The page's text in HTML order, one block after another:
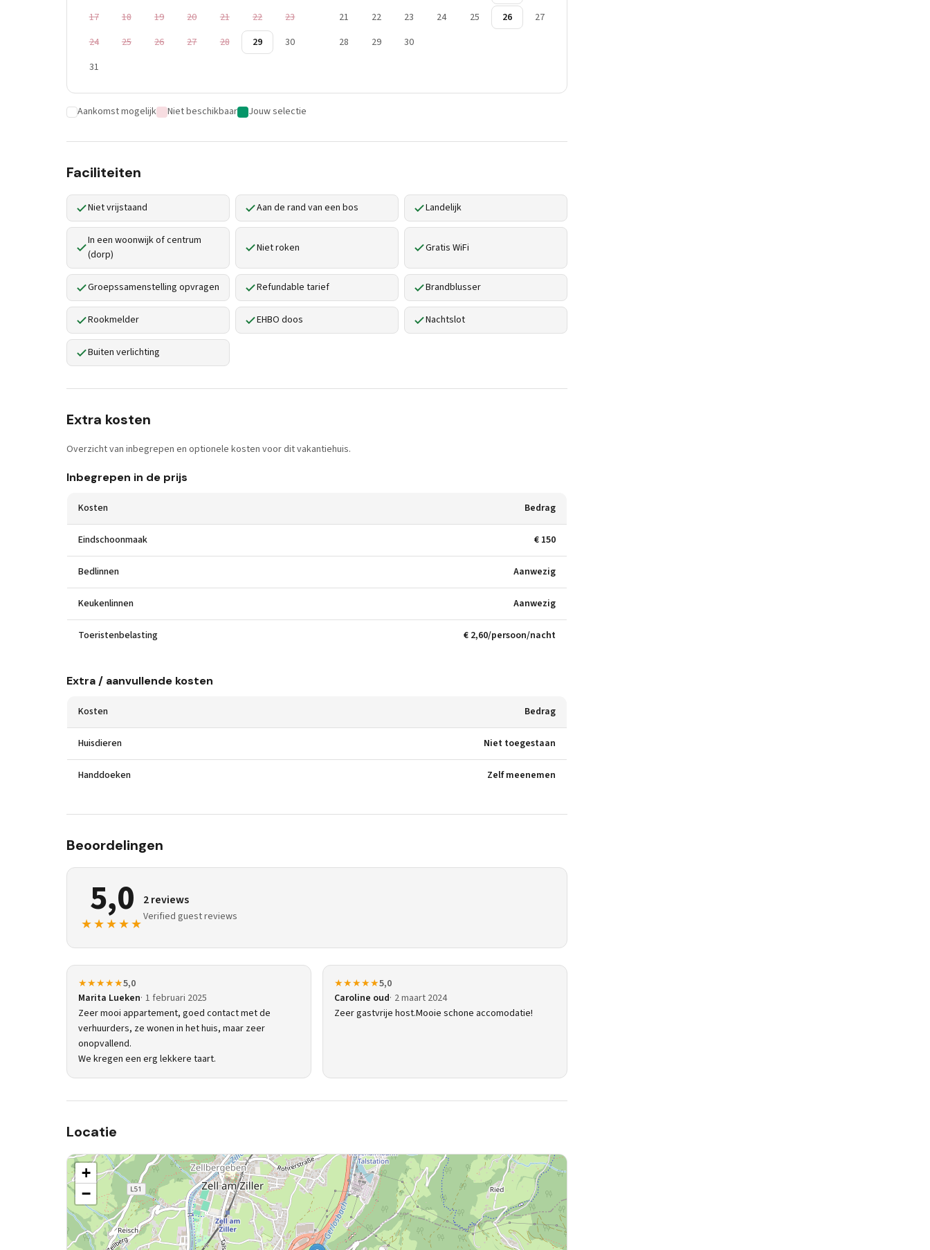
17
18 19 20 21 22
23
24
25 26 27 28 29
30
31
21
22 23 24 25 26
27
28
29 30
Aankomst mogelijk Niet beschikbaar Jouw selectie
Faciliteiten
Niet vrijstaand Aan de rand van een bos Landelijk
In een woonwijk of centrum
(dorp)
Niet roken Gratis WiFi
Groepssamenstelling opvragen Refundable tarief Brandblusser
Rookmelder EHBO doos Nachtslot
Buiten verlichting
Extra kosten
Overzicht van inbegrepen en optionele kosten voor dit vakantiehuis.
Inbegrepen in de prijs
Kosten Bedrag
Eindschoonmaak € 150
Bedlinnen Aanwezig
Keukenlinnen Aanwezig
Toeristenbelasting € 2,60/persoon/nacht
Extra / aanvullende kosten
Kosten Bedrag
Huisdieren Niet toegestaan
Handdoeken Zelf meenemen
Beoordelingen
5,0
★★★★★
2 reviews
Verified guest reviews
★★★★★5,0
Marita Lueken 1 februari 2025
Zeer mooi appartement, goed contact met de
verhuurders, ze wonen in het huis, maar zeer
onopvallend.
We kregen een erg lekkere taart.
★★★★★5,0
Caroline oud 2 maart 2024
Zeer gastvrije host.Mooie schone accomodatie!
Locatie
+
−